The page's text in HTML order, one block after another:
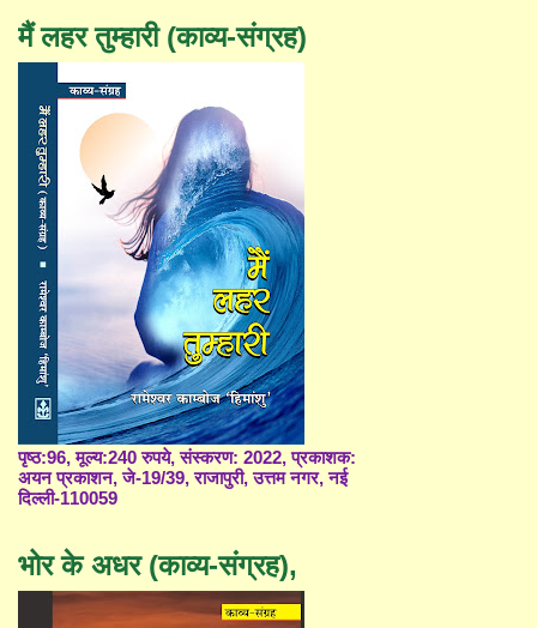
मैं लहर तुम्हारी (काव्य-संग्रह)
पृष्ठ:96, मूल्य:240 रुपये, संस्करण: 2022, प्रकाशक:
अयन प्रकाशन, जे-19/39, राजापुरी, उत्तम नगर, नई
दिल्ली-110059
भोर के अधर (काव्य-संग्रह),